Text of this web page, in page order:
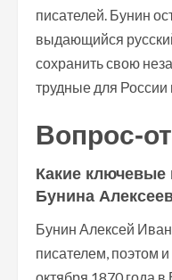
писателей. Бунин
выдающийся
сохранить свою
трудные для
Вопрос-
Какие
Бунина
Бунин Алексей
писателем, поэтом